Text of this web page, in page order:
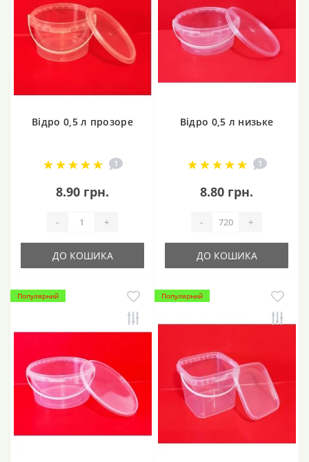
Відро 0,5 л прозоре
1
8.90 грн.
- +
ДО КОШИКА
Відро 0,5 л низьке
1
8.80 грн.
- +
ДО КОШИКА
Популярний Популярний